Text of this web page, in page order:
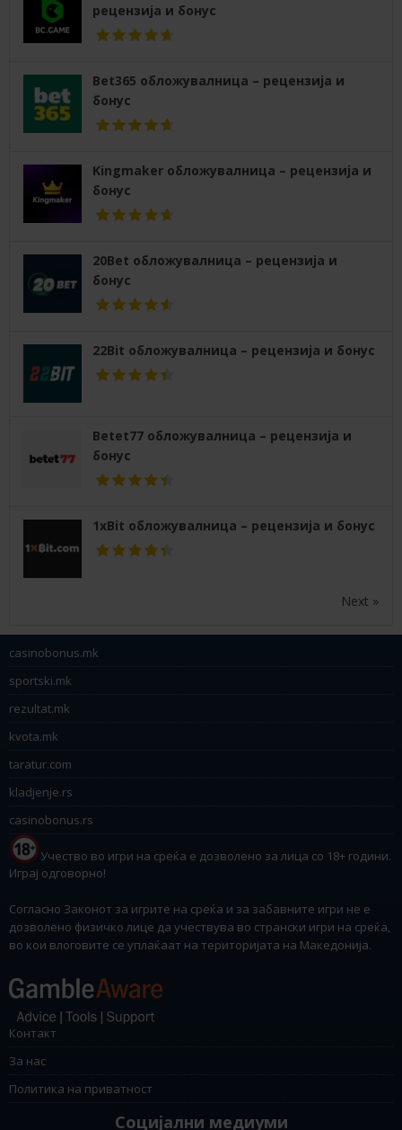
рецензија и бонус
Bet365 обложувалница – рецензија и
бонус
Kingmaker обложувалница – рецензија и
бонус
20Bet обложувалница – рецензија и
бонус
22Bit обложувалница – рецензија и бонус
Betet77 обложувалница – рецензија и
бонус
1xBit обложувалница – рецензија и бонус
Next »
casinobonus.mk
sportski.mk
rezultat.mk
kvota.mk
taratur.com
kladjenje.rs
casinobonus.rs
Учество во игри на среќа е дозволено за лица со 18+ години.
Играј одговорно!
Согласно Законот за игрите на среќа и за забавните игри не е
дозволено физичко лице да учествува во странски игри на среќа,
во кои влоговите се уплаќаат на територијата на Македонија.
Контакт
За нас
Политика на приватност
Социјални медиуми